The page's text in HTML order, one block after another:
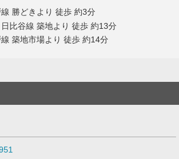
勝どきより 徒歩 約3分
比谷線 築地より 徒歩 約13分
築地市場より 徒歩 約14分